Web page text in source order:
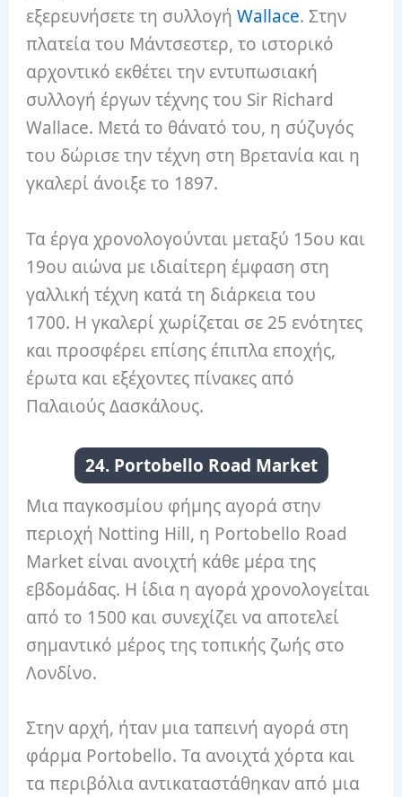
εξερευνήσετε τη συλλογήWallace. Στην
πλατεία του Μάντσεστερ, το ιστορικό
αρχοντικό εκθέτει την εντυπωσιακή
συλλογή έργων τέχνης του Sir Richard
Wallace. Μετά το θάνατό του, η σύζυγός
του δώρισε την τέχνη στη Βρετανία και η
γκαλερί άνοιξε το 1897.
Τα έργα χρονολογούνται μεταξύ 15ου και
19ου αιώνα με ιδιαίτερη έμφαση στη
γαλλική τέχνη κατά τη διάρκεια του
1700. Η γκαλερί χωρίζεται σε 25 ενότητες
και προσφέρει επίσης έπιπλα εποχής,
έρωτα και εξέχοντες πίνακες από
Παλαιούς Δασκάλους.
24. Portobello Road Market
Μια παγκοσμίου φήμης αγορά στην
περιοχή Notting Hill, η Portobello Road
Market είναι ανοιχτή κάθε μέρα της
εβδομάδας. Η ίδια η αγορά χρονολογείται
από το 1500 και συνεχίζει να αποτελεί
σημαντικό μέρος της τοπικής ζωής στο
Λονδίνο.
Στην αρχή, ήταν μια ταπεινή αγορά στη
φάρμα Portobello. Τα ανοιχτά χόρτα και
τα περιβόλια αντικαταστάθηκαν από μια